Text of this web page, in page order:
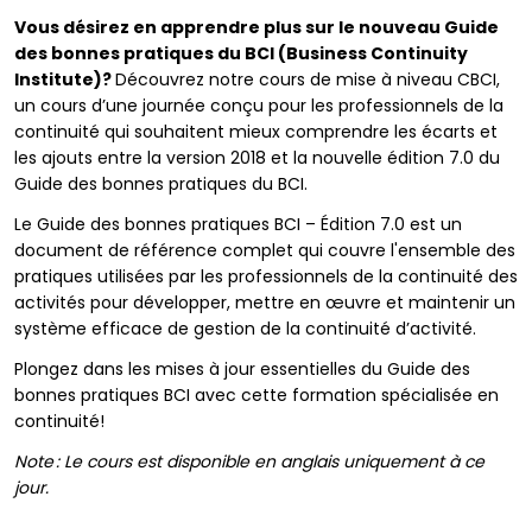
Vous désirez en apprendre plus sur le nouveau Guide
des bonnes pratiques du BCI (Business Continuity
Institute)?Découvrez notre cours de mise à niveau CBCI,
un cours d’une journée conçu pour les professionnels de la
continuité qui souhaitent mieux comprendre les écarts et
les ajouts entre la version 2018 et la nouvelle édition 7.0 du
Guide des bonnes pratiques du BCI.
Le Guide des bonnes pratiques BCI – Édition 7.0 est un
document de référence complet qui couvre l'ensemble des
pratiques utilisées par les professionnels de la continuité des
activités pour développer, mettre en œuvre et maintenir un
système efficace de gestion de la continuité d’activité.
Plongez dans les mises à jour essentielles du Guide des
bonnes pratiques BCI avec cette formation spécialisée en
continuité!
Note : Le cours est disponible en anglais uniquement à ce
jour.